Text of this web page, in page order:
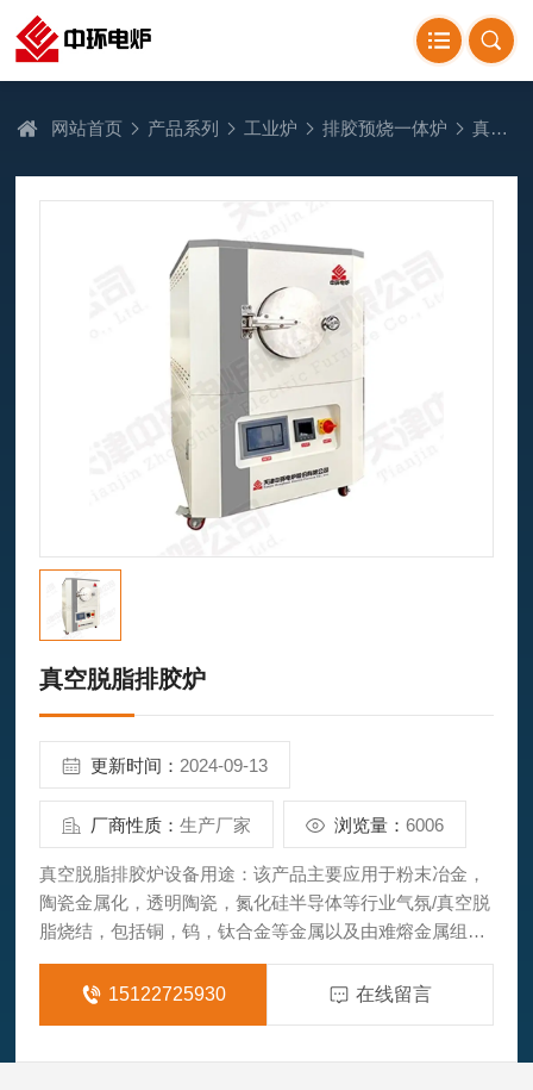
网站首页 产品系列 工业炉 排胶预烧一体炉 真空脱脂排胶炉
真空脱脂排胶炉
更新时间： 2024-09-13
厂商性质：生产厂家 浏览量：6006
真空脱脂排胶炉设备用途：该产品主要应用于粉末冶金，
陶瓷金属化，透明陶瓷，氮化硅半导体等行业气氛/真空脱
脂烧结，包括铜，钨，钛合金等金属以及由难熔金属组成
的合金材料的真空烧结，回火及退火工艺。
15122725930 在线留言